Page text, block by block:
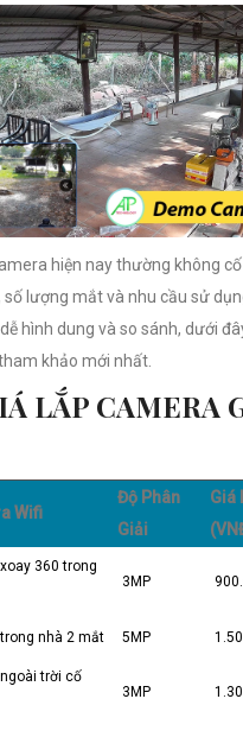
hiện nay thường không
số lượng mắt và nhu cầu sử
hình dung và so sánh, dưới
khảo mới nhất.
LẮP CAMERA
Wifi
Độ Phân
Giải
Giá
360 trong
3MP
nhà 2 mắt 5MP
trời cố
3MP